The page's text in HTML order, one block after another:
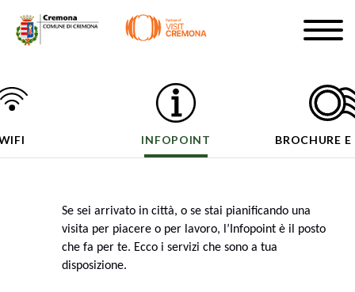
Salta
IT
#turismocremona
INFOPOINT BROCHURE
Se sei arrivato in città, o se stai pianificando una
visita per piacere o per lavoro, l’Infopoint è il posto
che fa per te. Ecco i servizi che sono a tua
disposizione.